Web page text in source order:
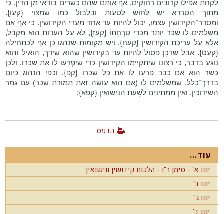
לקחת אפילו קרובים רחוקים, אף אותם שהם כשרים בודאי מן הדין, כי
מתוך הטרדא יש לחוש לטעות ובלבול כמו שמצוי {קעו}.
ומסדר־הקידושין עצמו, יכול להיות עֵד אחד מעֵדי הקידושין. כי אף אם
משלמים לו שכר יותר מכדי טִרְחָתוֹ {קעז}, לא על העדות הוא מקבל,
אלא על עריכת הקידושין {קעח}. ויש מקומות שנהגו כן אף לכתחילה
{קעט}. אבל שדכָן פסול להיות עד בקידושין שהוא שידך, הואיל והוא
נוגע בדבר, כי רצונו שיתקיימו הקידושין כדי שיפְרעו לו את שכרו. ולכן
כשר הוא אם כבר פרעו לו את כל שכרו {קפ}, וכפי הנהוג כיום
בדרך־כלל, שמשלמים לו (אם הוא עושה זאת תמורת שכר) עִם גמר
השידוכין, ואין ממתינים לשָׁעַת הנישואין {קפא}:
הדפס
עוד...
יום א' - סימן ר"ו - הִלכּוֹת קידושין ונישואין
יום ב'
יום ג'